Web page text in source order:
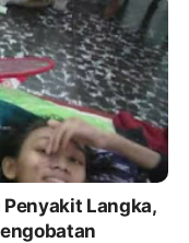
Langka,